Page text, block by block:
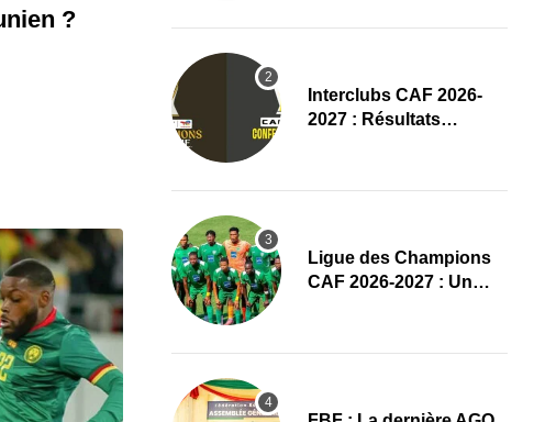
?
Interclubs CAF 2026-
2027 : Résultats
préliminaires
Ligue des Champions
CAF 2026-2027 : Un
Sobemap FC